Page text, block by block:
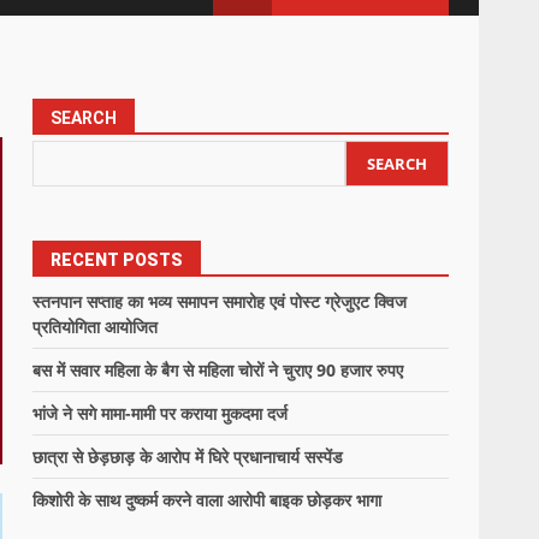
SEARCH
SEARCH
RECENT POSTS
स्तनपान सप्ताह का भव्य समापन समारोह एवं पोस्ट ग्रेजुएट क्विज
प्रतियोगिता आयोजित
बस में सवार महिला के बैग से महिला चोरों ने चुराए 90 हजार रुपए
भांजे ने सगे मामा-मामी पर कराया मुकदमा दर्ज
छात्रा से छेड़छाड़ के आरोप में घिरे प्रधानाचार्य सस्पेंड
किशोरी के साथ दुष्कर्म करने वाला आरोपी बाइक छोड़कर भागा